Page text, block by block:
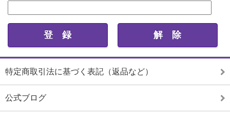
特定商取引法に基づく表記（返品など）
公式ブログ